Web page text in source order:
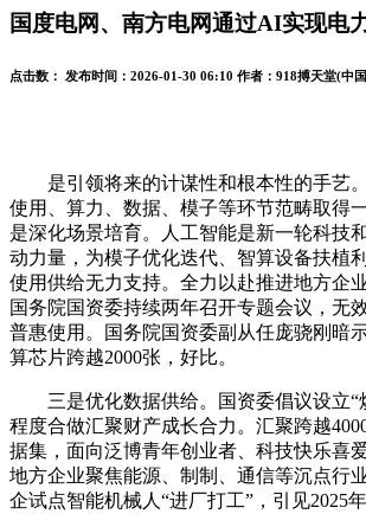
国度电网、南方电网通过AI实现电
点击数： 发布时间： 2026-01-30 06:10 作者： 918搏天堂(中
是引领将来的计谋性和根本性的手艺
使用、算力、数据、模子等环节范畴取得
是深化场景培育。人工智能是新一轮科技
动力量，为模子优化迭代、智算设备扶植
使用供给无力支持。全力以赴推进地方企
国务院国资委持续两年召开专题会议，无
普惠使用。国务院国资委副从任庞骁刚暗
算芯片跨越2000张，好比。
三是优化数据供给。国资委倡议设立“
程度合做汇聚财产成长合力。汇聚跨越
据集，面向泛博青年创业者、科技快乐喜
地方企业聚焦能源、制制、通信等沉点行
企试点智能机械人“进厂打工”，引见2025